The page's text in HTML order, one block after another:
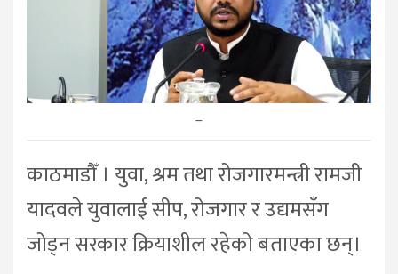
–
काठमाडौँ । युवा, श्रम तथा रोजगारमन्त्री रामजी
यादवले युवालाई सीप, रोजगार र उद्यमसँग
जोड्न सरकार क्रियाशील रहेको बताएका छन्।